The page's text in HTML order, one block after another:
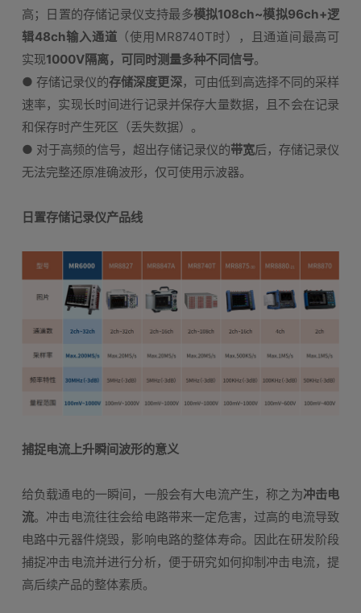
高；日置的存储记录仪支持最多模拟108ch~模拟96ch+逻
辑48ch输入通道 （使用MR8740T时），且通道间最高可
实现1000V隔离，可同时测量多种不同信号。
● 存储记录仪的存储深度更深，可由低到高选择不同的采样
速率，实现长时间进行记录并保存大量数据，且不会在记录
和保存时产生死区（丢失数据）。
● 对于高频的信号，超出存储记录仪的带宽后，存储记录仪
无法完整还原准确波形，仅可使用示波器。
日置存储记录仪产品线
捕捉电流上升瞬间波形的意义
给负载通电的一瞬间，一般会有大电流产生，称之为冲击电
流。冲击电流往往会给电路带来一定危害，过高的电流导致
电路中元器件烧毁，影响电路的整体寿命。因此在研发阶段
捕捉冲击电流并进行分析，便于研究如何抑制冲击电流，提
高后续产品的整体素质。